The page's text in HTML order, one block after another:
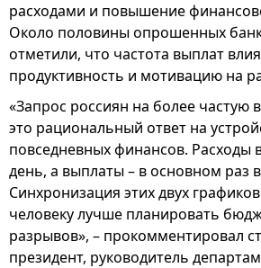
расходами и повышение
Около половины опрошенных
отметили, что частота выплат
продуктивность и мотивацию на
«Запрос россиян на более частую
это рациональный ответ на
повседневных финансов. Расходы
день, а выплаты – в основном раз
Синхронизация этих двух
человеку лучше планировать
разрывов», – прокомментировал
президент, руководитель